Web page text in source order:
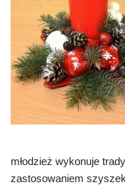
młodzież wykonuje
zastosowaniem